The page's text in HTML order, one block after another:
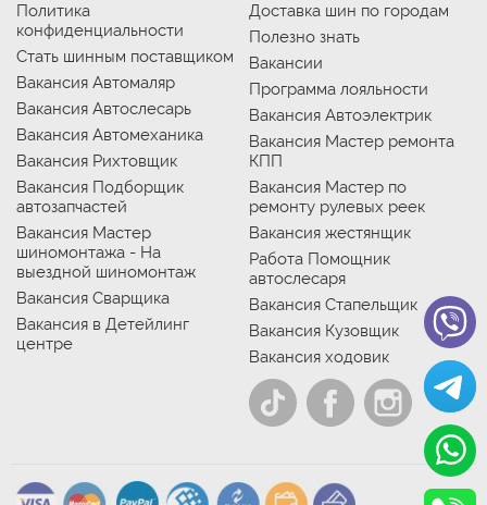
Политика
конфиденциальности
Стать шинным поставщиком
Вакансия Автомаляр
Вакансия Автослесарь
Вакансия Автомеханика
Вакансия Рихтовщик
Вакансия Подборщик
автозапчастей
Вакансия Мастер
шиномонтажа - На
выездной шиномонтаж
Вакансия Сварщика
Вакансия в Детейлинг
центре
Доставка шин по городам
Полезно знать
Вакансии
Программа лояльности
Вакансия Автоэлектрик
Вакансия Мастер ремонта
КПП
Вакансия Мастер по
ремонту рулевых реек
Вакансия жестянщик
Работа Помощник
автослесаря
Вакансия Стапельщик
Вакансия Кузовщик
Вакансия ходовик